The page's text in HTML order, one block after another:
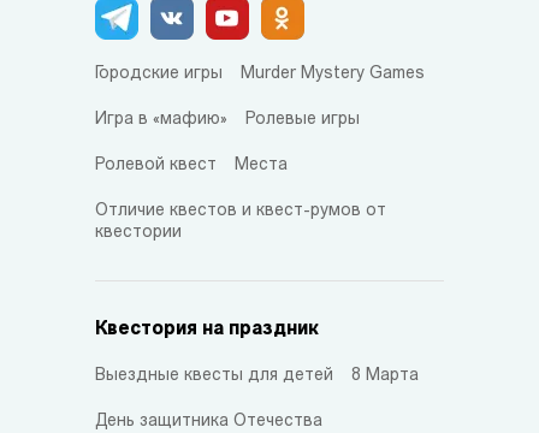
Городские игры Murder Mystery Games
Игра в «мафию» Ролевые игры
Ролевой квест Места
Отличие квестов и квест-румов от
квестории
Квестория на праздник
Выездные квесты для детей 8 Марта
День защитника Отечества